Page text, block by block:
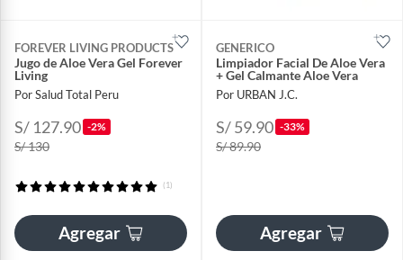
FOREVER LIVING PRODUCTS
Jugo de Aloe Vera Gel Forever
Living
Por Salud Total Peru
S/ 127.90 -2%
S/ 130
(1)
Agregar
GENERICO
Limpiador Facial De Aloe Vera
+ Gel Calmante Aloe Vera
Por URBAN J.C.
S/ 59.90 -33%
S/ 89.90
Agregar